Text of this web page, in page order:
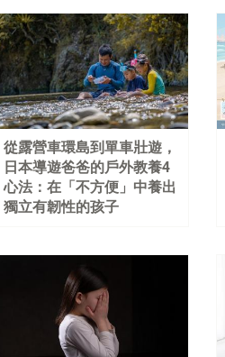
從露營車環島到單車壯遊，
日本導遊爸爸的戶外教養4
心法：在「不方便」中養出
獨立有韌性的孩子